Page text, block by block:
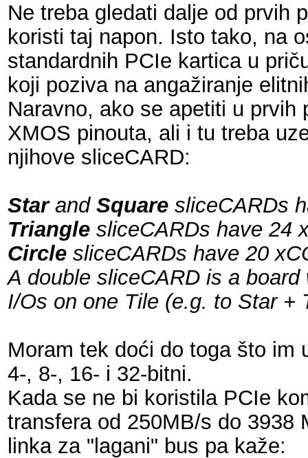
Ne treba gledati dalje od prvih
koristi taj napon. Isto tako, na
standardnih PCIe kartica u
koji poziva na angažiranje
Naravno, ako se apetiti u
XMOS pinouta, ali i tu treba
njihove sliceCARD:
Starand Square sliceCARDs
Triangle sliceCARDs have 24
Circle sliceCARDs have 20
A double sliceCARD is a
I/Os on one Tile (e.g. to Star +
Moram tek doći do toga što im
4-, 8-, 16- i 32-bitni.
Kada se ne bi koristila PCIe
transfera od 250MB/s do
linka za "lagani" bus pa kaže: